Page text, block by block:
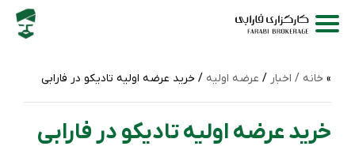
خانه / اخبار / عرضه اولیه / خرید عرضه‌ اولیه تادیکو در فارابی
خرید عرضه‌ اولیه تادیکو در فارابی